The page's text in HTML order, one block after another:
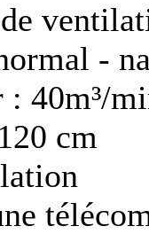
-
40m³/
cm